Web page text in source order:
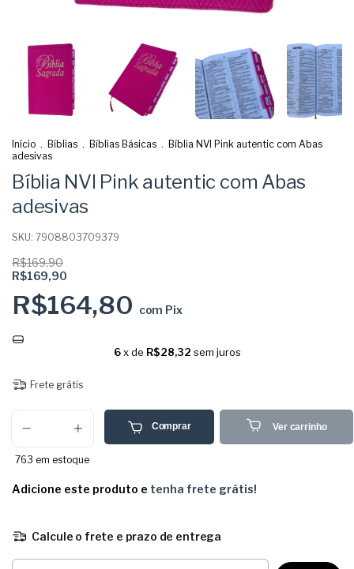
Início . Bíblias . Bíblias Básicas . Bíblia NVI Pink autentic com Abas
adesivas
Bíblia NVI Pink autentic com Abas
adesivas
SKU: 7908803709379
R$169,90
R$169,90
R$164,80 com Pix
6 x de R$28,32 sem juros
Frete grátis
763 em estoque
Comprar Ver carrinho
Adicione este produto e tenha frete grátis!
Calcule o frete e prazo de entrega
Entregas para o CEP: